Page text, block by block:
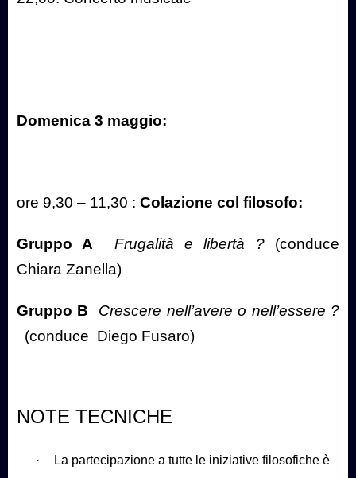
Domenica 3 maggio:
ore 9,30 – 11,30 : Colazione col filosofo:
Gruppo A Frugalità e libertà ? (conduce
Chiara Zanella)
Gruppo B
Crescere nell’avere o nell’essere ?
(conduce Diego Fusaro)
NOTE TECNICHE
·
La partecipazione a tutte le iniziative filosofiche è